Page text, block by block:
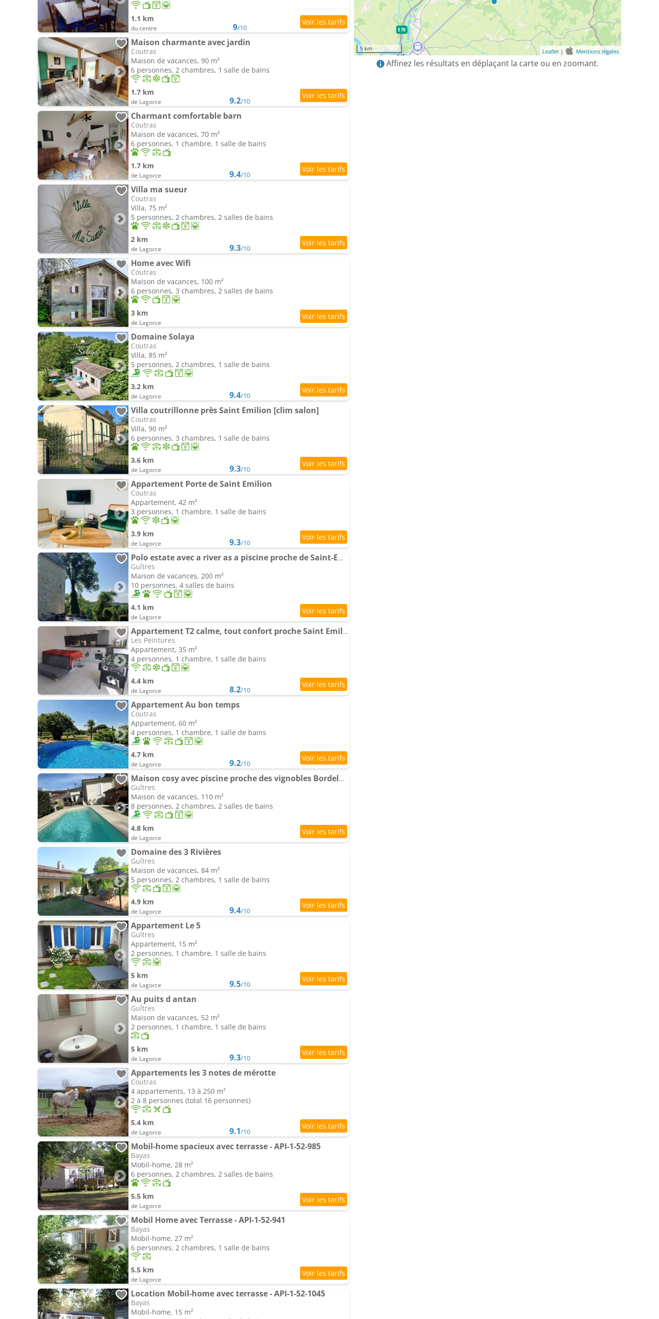
1.1 km
du centre 9/10
Maison charmante avec jardin
Coutras
Maison de vacances, 90 m²
6 personnes, 2 chambres, 1 salle de bains
1.7 km
de Lagorce 9.2/10
Charmant comfortable barn
Coutras
Maison de vacances, 70 m²
6 personnes, 1 chambre, 1 salle de bains
1.7 km
de Lagorce 9.4/10
Villa ma sueur
Coutras
Villa, 75 m²
5 personnes, 2 chambres, 2 salles de bains
2 km
de Lagorce 9.3/10
Home avec Wifi
Coutras
Maison de vacances, 100 m²
6 personnes, 3 chambres, 2 salles de bains
3 km
de Lagorce
Domaine Solaya
Coutras
Villa, 85 m²
5 personnes, 2 chambres, 1 salle de bains
3.2 km
de Lagorce 9.4/10
Villa coutrillonne près Saint Emilion [clim salon]
Coutras
Villa, 90 m²
6 personnes, 3 chambres, 1 salle de bains
3.6 km
de Lagorce 9.3/10
Appartement Porte de Saint Emilion
Coutras
Appartement, 42 m²
3 personnes, 1 chambre, 1 salle de bains
3.9 km
de Lagorce 9.3/10
Polo estate avec a river as a piscine proche de Saint-Emilion
Guîtres
Maison de vacances, 200 m²
10 personnes, 4 salles de bains
4.1 km
de Lagorce
Appartement T2 calme, tout confort proche Saint Emilion/Bordeaux
Les Peintures
Appartement, 35 m²
4 personnes, 1 chambre, 1 salle de bains
4.4 km
de Lagorce 8.2/10
Appartement Au bon temps
Coutras
Appartement, 60 m²
4 personnes, 1 chambre, 1 salle de bains
4.7 km
de Lagorce 9.2/10
Maison cosy avec piscine proche des vignobles Bordelais
Guîtres
Maison de vacances, 110 m²
8 personnes, 2 chambres, 2 salles de bains
4.8 km
de Lagorce
Domaine des 3 Rivières
Guîtres
Maison de vacances, 84 m²
5 personnes, 2 chambres, 1 salle de bains
4.9 km
de Lagorce 9.4/10
Appartement Le 5
Guîtres
Appartement, 15 m²
2 personnes, 1 chambre, 1 salle de bains
5 km
de Lagorce 9.5/10
Au puits d antan
Guîtres
Maison de vacances, 52 m²
2 personnes, 1 chambre, 1 salle de bains
5 km
de Lagorce 9.3/10
Appartements les 3 notes de mérotte
Coutras
4 appartements, 13 à 250 m²
2 à 8 personnes (total 16 personnes)
5.4 km
de Lagorce 9.1/10
Mobil-home spacieux avec terrasse - API-1-52-985
Bayas
Mobil-home, 28 m²
6 personnes, 2 chambres, 2 salles de bains
5.5 km
de Lagorce
Mobil Home avec Terrasse - API-1-52-941
Bayas
Mobil-home, 27 m²
6 personnes, 2 chambres, 1 salle de bains
5.5 km
de Lagorce
Location Mobil-home avec terrasse - API-1-52-1045
Bayas
Mobil-home, 15 m²
5 km Leaflet | Mentions légales
Affinez les résultats en déplaçant la carte ou en zoomant.